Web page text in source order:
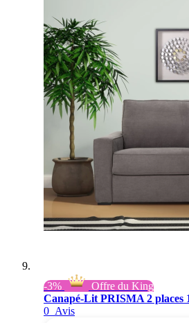
-3%
Offre du King
Canapé-Lit PRISMA 2 places
0 Avis